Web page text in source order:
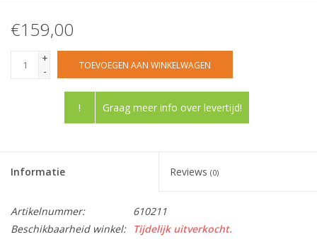
€159,00
+
-
TOEVOEGEN AAN WINKELWAGEN
! Graag meer info over levertijd!
Informatie Reviews (0)
Artikelnummer:
610211
Beschikbaarheid winkel:
Tijdelijk uitverkocht.